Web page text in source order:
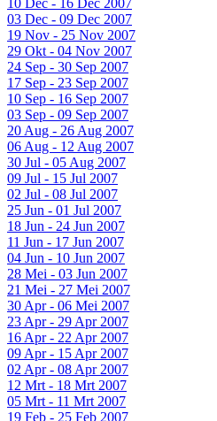
03 Dec - 09 Dec 2007
19 Nov - 25 Nov 2007
29 Okt - 04 Nov 2007
24 Sep - 30 Sep 2007
17 Sep - 23 Sep 2007
10 Sep - 16 Sep 2007
03 Sep - 09 Sep 2007
20 Aug - 26 Aug 2007
06 Aug - 12 Aug 2007
30 Jul - 05 Aug 2007
09 Jul - 15 Jul 2007
02 Jul - 08 Jul 2007
25 Jun - 01 Jul 2007
18 Jun - 24 Jun 2007
11 Jun - 17 Jun 2007
04 Jun - 10 Jun 2007
28 Mei - 03 Jun 2007
21 Mei - 27 Mei 2007
30 Apr - 06 Mei 2007
23 Apr - 29 Apr 2007
16 Apr - 22 Apr 2007
09 Apr - 15 Apr 2007
02 Apr - 08 Apr 2007
12 Mrt - 18 Mrt 2007
05 Mrt - 11 Mrt 2007
19 Feb - 25 Feb 2007